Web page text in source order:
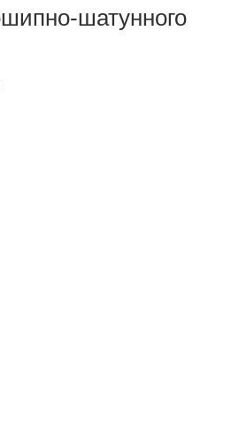
шатунного